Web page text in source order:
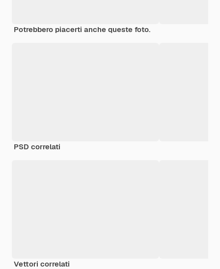
Potrebbero piacerti anche queste foto.
PSD correlati
Vettori correlati